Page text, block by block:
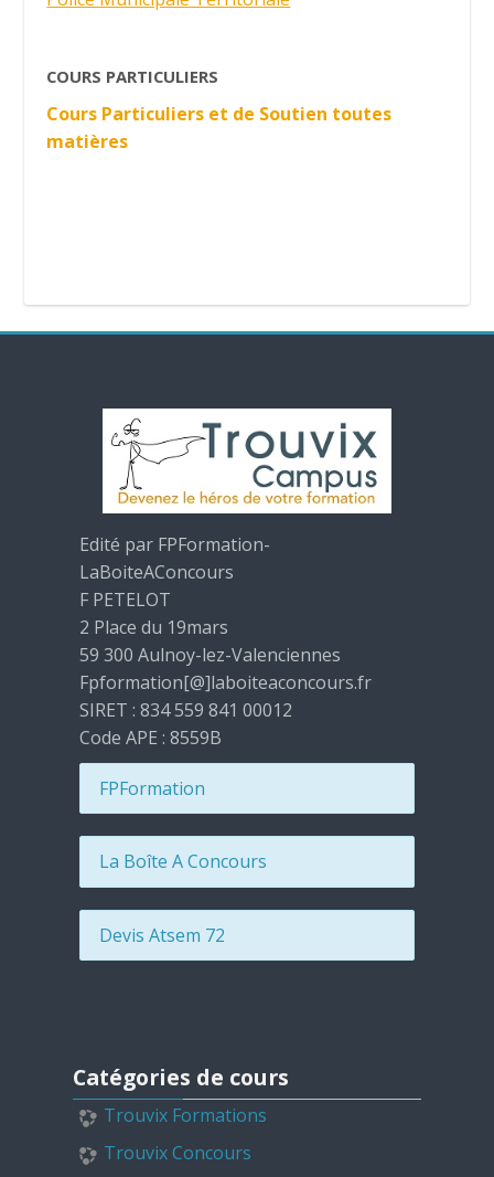
COURS PARTICULIERS
Cours Particuliers et de Soutien toutes
matières
Edité par FPFormation-
LaBoiteAConcours
F PETELOT
2 Place du 19mars
59 300 Aulnoy-lez-Valenciennes
Fpformation[@]laboiteaconcours.fr
SIRET : 834 559 841 00012
Code APE : 8559B
FPFormation
La Boîte A Concours
Devis Atsem 72
Catégories de cours
Trouvix Formations
Trouvix Concours